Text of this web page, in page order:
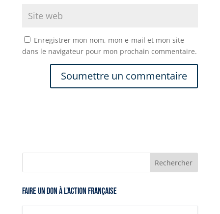
Enregistrer mon nom, mon e-mail et mon site
dans le navigateur pour mon prochain commentaire.
Faire un don à l’Action Française